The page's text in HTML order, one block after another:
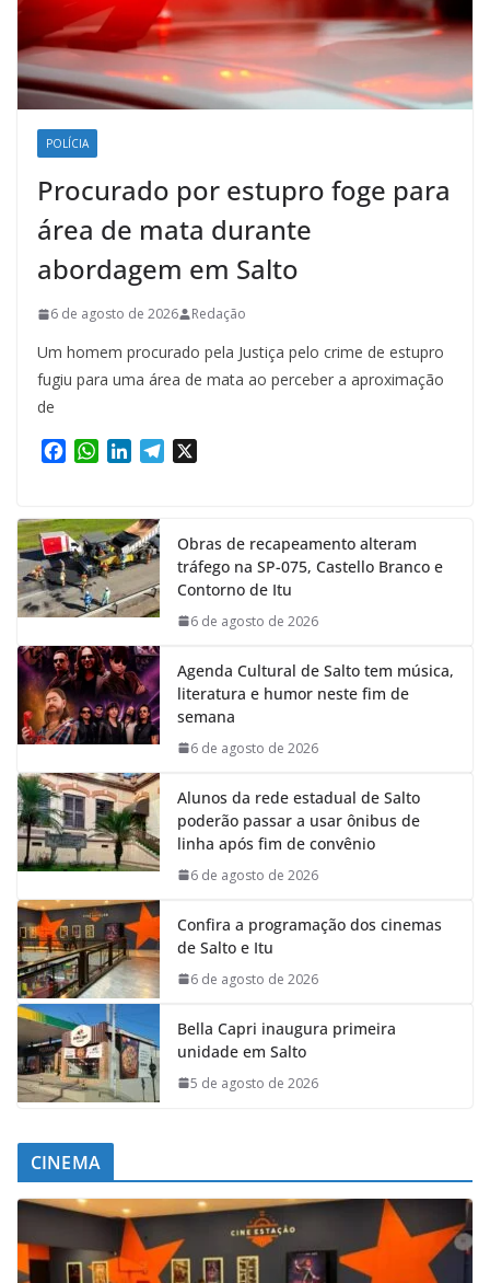
POLÍCIA
Procurado por estupro foge para
área de mata durante
abordagem em Salto
6 de agosto de 2026 Redação
Um homem procurado pela Justiça pelo crime de estupro
fugiu para uma área de mata ao perceber a aproximação
de
e
b
o
o
k
W
t
s
A
p
p
k
e
d
I
n
m
Obras de recapeamento alteram
tráfego na SP-075, Castello Branco e
Contorno de Itu
6 de agosto de 2026
Agenda Cultural de Salto tem música,
literatura e humor neste fim de
semana
6 de agosto de 2026
Alunos da rede estadual de Salto
poderão passar a usar ônibus de
linha após fim de convênio
6 de agosto de 2026
Confira a programação dos cinemas
de Salto e Itu
6 de agosto de 2026
Bella Capri inaugura primeira
unidade em Salto
5 de agosto de 2026
CINEMA